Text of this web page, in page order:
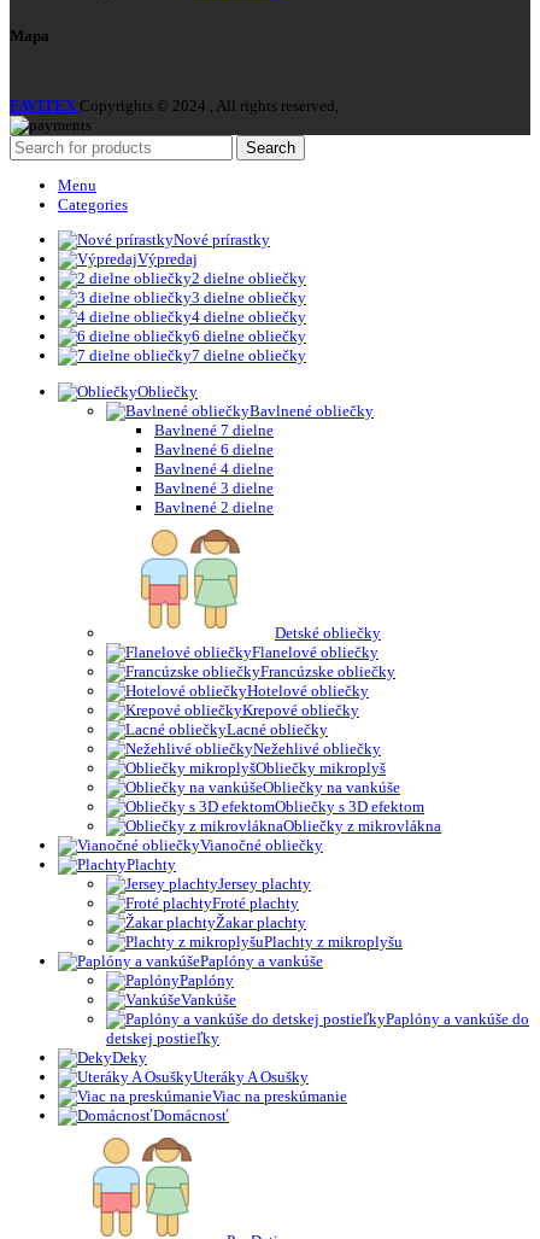
Mapa
FAVITEX Copyrights © 2024 , All rights reserved,
Search
Menu
Categories
Nové prírastky
Výpredaj
2 dielne obliečky
3 dielne obliečky
4 dielne obliečky
6 dielne obliečky
7 dielne obliečky
Obliečky
Bavlnené obliečky
Bavlnené 7 dielne
Bavlnené 6 dielne
Bavlnené 4 dielne
Bavlnené 3 dielne
Bavlnené 2 dielne
Detské obliečky
Flanelové obliečky
Francúzske obliečky
Hotelové obliečky
Krepové obliečky
Lacné obliečky
Nežehlivé obliečky
Obliečky mikroplyš
Obliečky na vankúše
Obliečky s 3D efektom
Obliečky z mikrovlákna
Vianočné obliečky
Plachty
Jersey plachty
Froté plachty
Žakar plachty
Plachty z mikroplyšu
Paplóny a vankúše
Paplóny
Vankúše
Paplóny a vankúše do
detskej postieľky
Deky
Uteráky A Osušky
Viac na preskúmanie
Domácnosť